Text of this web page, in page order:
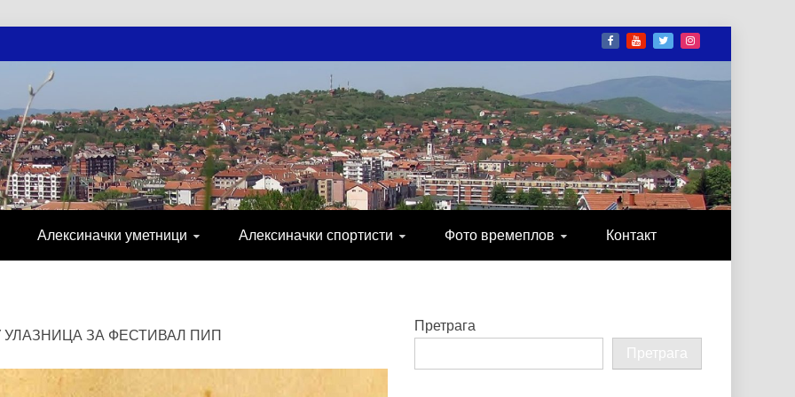
НОВОСТИ
СПОРТ, ПОСЛОВНИ ИМЕНИК, ХРОНИКА, ЗАБАВА…
Алексиначки уметници Алексиначки спортисти Фото времеплов Контакт
ЗА ФЕСТИВАЛ ПИП
Претрага
Претрага